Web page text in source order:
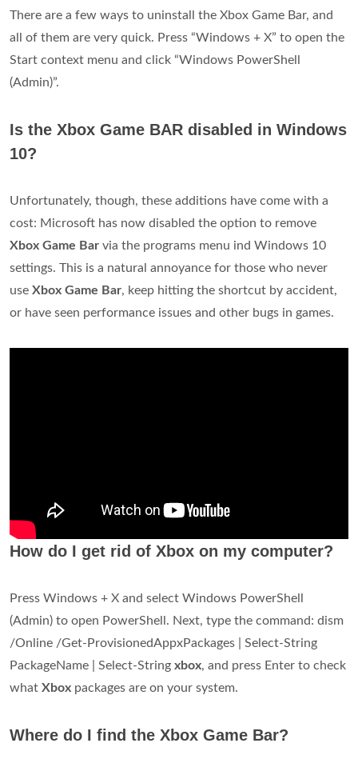
There are a few ways to uninstall the Xbox Game Bar, and
all of them are very quick. Press “Windows + X” to open the
Start context menu and click “Windows PowerShell
(Admin)”.
Is the Xbox Game BAR disabled in Windows
10?
Unfortunately, though, these additions have come with a
cost: Microsoft has now disabled the option to remove
Xbox Game Bar via the programs menu ind Windows 10
settings. This is a natural annoyance for those who never
use Xbox Game Bar, keep hitting the shortcut by accident,
or have seen performance issues and other bugs in games.
How do I get rid of Xbox on my computer?
Press Windows + X and select Windows PowerShell
(Admin) to open PowerShell. Next, type the command: dism
/Online /Get-ProvisionedAppxPackages | Select-String
PackageName | Select-String xbox, and press Enter to check
what Xbox packages are on your system.
Where do I find the Xbox Game Bar?